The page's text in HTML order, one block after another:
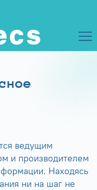
ведущим
и производителем
Находясь
ни на шаг не